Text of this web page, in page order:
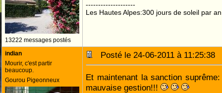
13222 messages postés
--------------------
Les Hautes Alpes:300 jours de soleil par an
indian
Mourir, c'est partir
beaucoup.
Gourou Pigeonneux
Posté le 24-06-2011 à 11:25:38
Et maintenant la sanction
mauvaise gestion!!!